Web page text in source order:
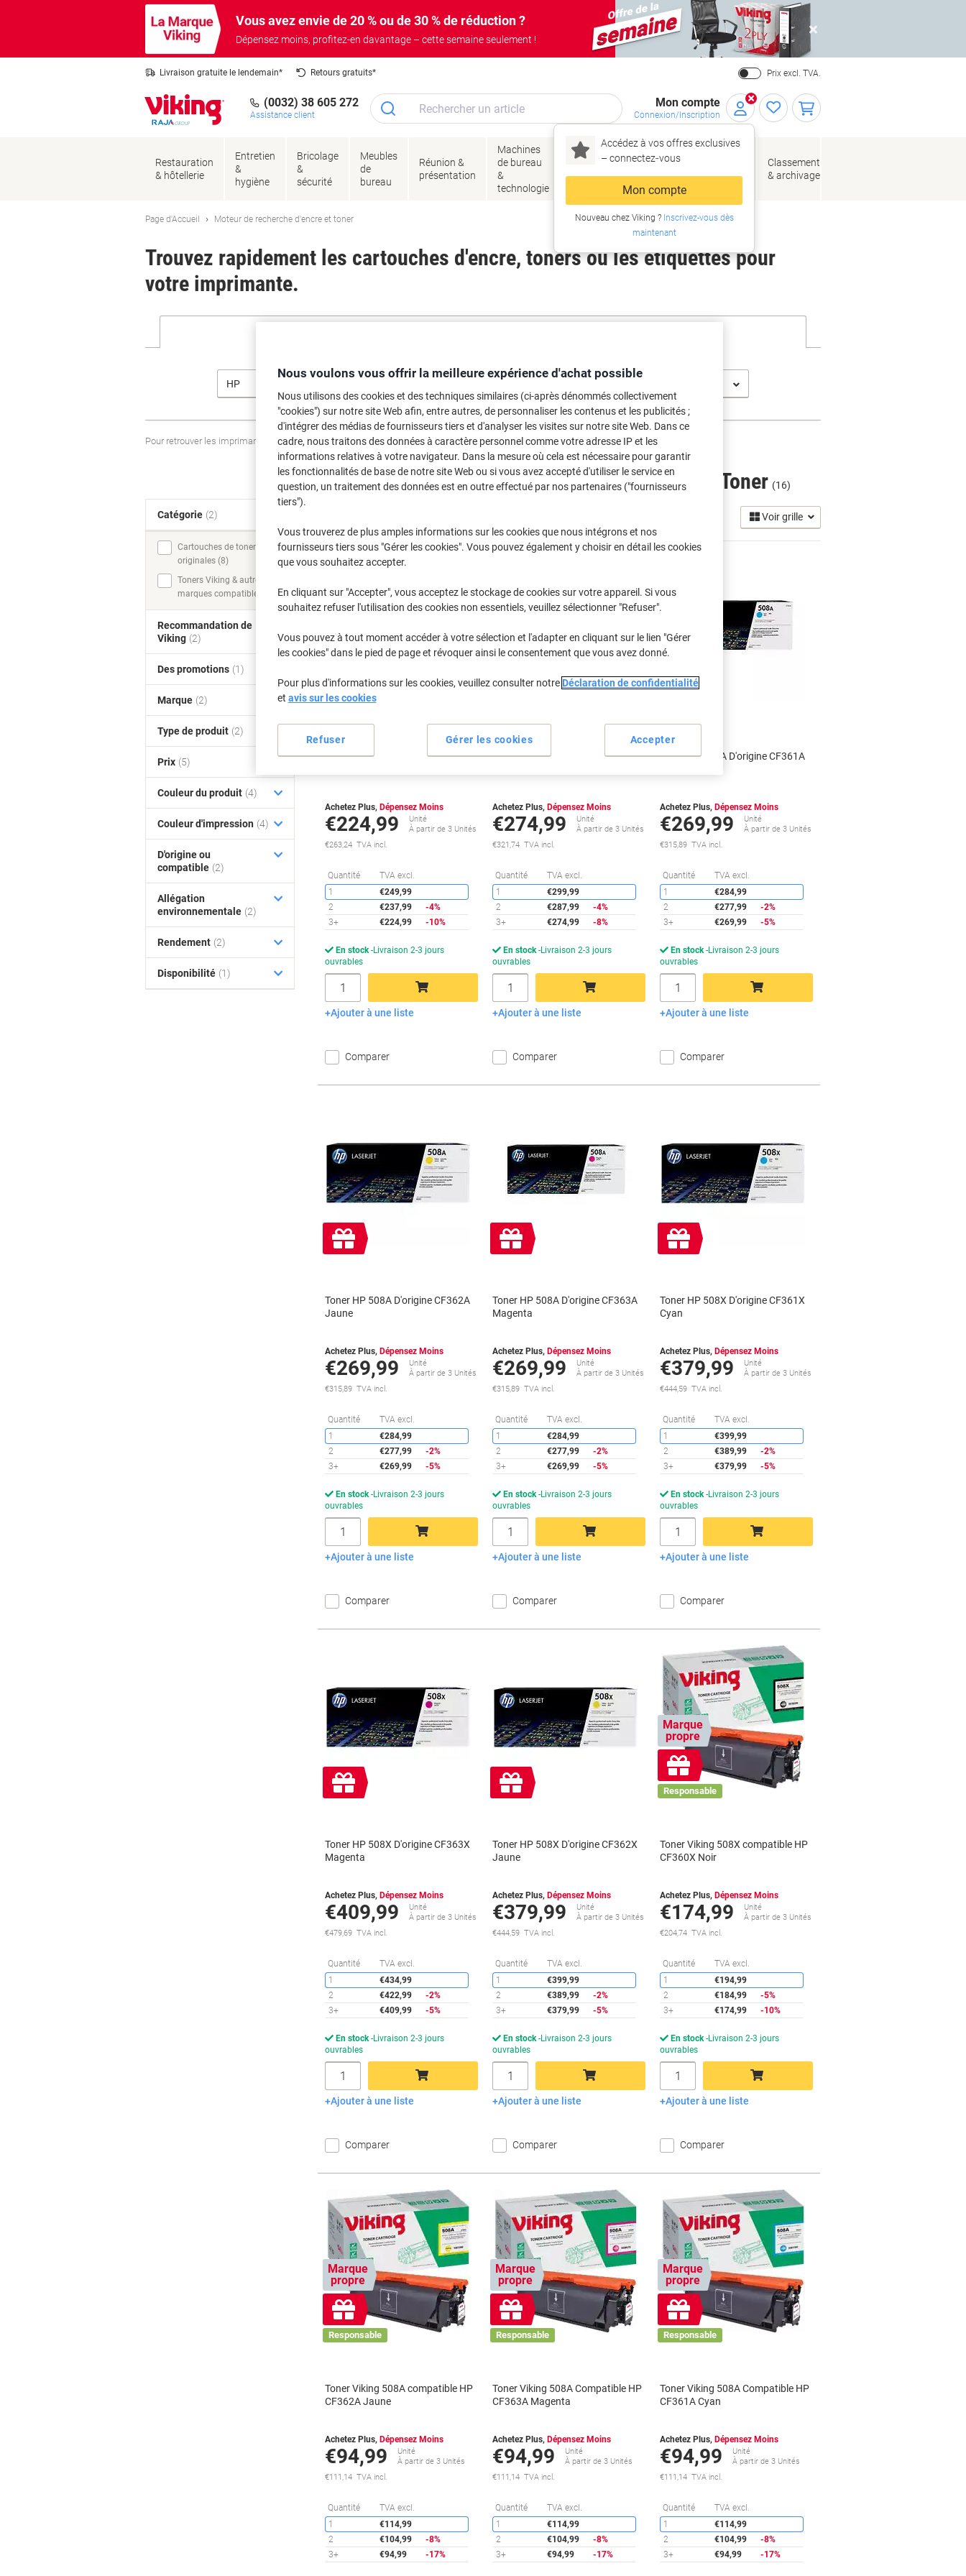
Vous avez envie de 20 % ou de 30 % de réduction ?
Dépensez moins, profitez-en davantage – cette semaine seulement !
Close
Livraison gratuite le lendemain* Retours gratuits* Prix excl. TVA.
(0032) 38 605 272
Assistance client
Mon compte
Connexion/Inscription
Accédez à vos offres exclusives
– connectez‑vous
Mon compte
Nouveau chez Viking ?Inscrivez-vous dès
maintenant
Restauration
& hôtellerie
Entretien
&
hygiène
Bricolage
&
sécurité
Meubles
de
bureau
Réunion &
présentation
Machines
de bureau
&
technologie
Encres
Papier,
enveloppes
&
emballage
de bureau
Classement
& archivage
Page d'Accueil Moteur de recherche d'encre et toner
Trouvez rapidement les cartouches d'encre, toners ou les étiquettes pour
votre imprimante.
HP
Pour retrouver les imprimantes listées et/ou les cartouches précédemment achetéesSe connecter
HP Color Laserjet Managed M 553 Cartouches Toner (16)
Voir grille
Cadeau
gratuit
Toner HP 508A D'origine CF360A
Achetez Plus, Dépensez Moins
€224,99
Unité
À partir de 3 Unités
€263,24 TVA incl.
Quantité TVA excl.
Économies
1
€249,99
2
€237,99
-4%
3+
€224,99 -10%
En stock Livraison 2-3 jours
ouvrables
Quantité
Ajouter au panier
Ajouter à une liste
Comparer
Cadeau
Toner HP 508X D'origine CF360X
Achetez Plus, Dépensez Moins
€274,99
Unité
À partir de 3 Unités
€321,74 TVA incl.
Quantité TVA excl.
Économies
1
€299,99
2
€287,99
-4%
3+
€274,99 -8%
En stock Livraison 2-3 jours
ouvrables
Quantité
Ajouter au panier
Ajouter à une liste
Comparer
Cadeau
Toner HP 508A D'origine CF361A
Achetez Plus, Dépensez Moins
€269,99
Unité
À partir de 3 Unités
€315,89 TVA incl.
Quantité TVA excl.
1
€284,99
2
€277,99
-2%
3+
€269,99 -5%
En stock Livraison 2-3 jours
ouvrables
Quantité
Ajouter au panier
Ajouter à une liste
Comparer
Cadeau
gratuit
Toner HP 508A D'origine CF362A
Jaune
Achetez Plus, Dépensez Moins
€269,99
Unité
À partir de 3 Unités
€315,89 TVA incl.
Quantité TVA excl.
Économies
1
€284,99
2
€277,99
-2%
3+
€269,99 -5%
En stock Livraison 2-3 jours
ouvrables
Quantité
Ajouter au panier
Ajouter à une liste
Comparer
Cadeau
gratuit
Toner HP 508A D'origine CF363A
Magenta
Achetez Plus, Dépensez Moins
€269,99
Unité
À partir de 3 Unités
€315,89 TVA incl.
Quantité TVA excl.
Économies
1
€284,99
2
€277,99
-2%
3+
€269,99 -5%
En stock Livraison 2-3 jours
ouvrables
Quantité
Ajouter au panier
Ajouter à une liste
Comparer
Cadeau
gratuit
Toner HP 508X D'origine CF361X
Cyan
Achetez Plus, Dépensez Moins
€379,99
Unité
À partir de 3 Unités
€444,59 TVA incl.
Quantité TVA excl.
1
€399,99
2
€389,99
-2%
3+
€379,99 -5%
En stock Livraison 2-3 jours
ouvrables
Quantité
Ajouter au panier
Ajouter à une liste
Comparer
Cadeau
gratuit
Toner HP 508X D'origine CF363X
Magenta
Achetez Plus, Dépensez Moins
€409,99
Unité
À partir de 3 Unités
€479,69 TVA incl.
Quantité TVA excl.
Économies
1
€434,99
2
€422,99
-2%
3+
€409,99 -5%
En stock Livraison 2-3 jours
ouvrables
Quantité
Ajouter au panier
Ajouter à une liste
Comparer
Cadeau
gratuit
Toner HP 508X D'origine CF362X
Jaune
Achetez Plus, Dépensez Moins
€379,99
Unité
À partir de 3 Unités
€444,59 TVA incl.
Quantité TVA excl.
Économies
1
€399,99
2
€389,99
-2%
3+
€379,99 -5%
En stock Livraison 2-3 jours
ouvrables
Quantité
Ajouter au panier
Ajouter à une liste
Comparer
Marque
propre
Cadeau
gratuit
Responsable
Toner Viking 508X compatible HP
CF360X Noir
Achetez Plus, Dépensez Moins
€174,99
Unité
À partir de 3 Unités
€204,74 TVA incl.
Quantité TVA excl.
1
€194,99
2
€184,99
-5%
3+
€174,99 -10%
En stock Livraison 2-3 jours
ouvrables
Quantité
Ajouter au panier
Ajouter à une liste
Comparer
Marque
propre
Cadeau
gratuit
Responsable
Toner Viking 508A compatible HP
CF362A Jaune
Achetez Plus, Dépensez Moins
€94,99
Unité
À partir de 3 Unités
€111,14 TVA incl.
Quantité TVA excl.
Économies
1
€114,99
2
€104,99
-8%
3+
€94,99 -17%
Marque
propre
Cadeau
gratuit
Responsable
Toner Viking 508A Compatible HP
CF363A Magenta
Achetez Plus, Dépensez Moins
€94,99
Unité
À partir de 3 Unités
€111,14 TVA incl.
Quantité TVA excl.
Économies
1
€114,99
2
€104,99
-8%
3+
€94,99 -17%
Marque
propre
Cadeau
gratuit
Responsable
Toner Viking 508A Compatible HP
CF361A Cyan
Achetez Plus, Dépensez Moins
€94,99
Unité
À partir de 3 Unités
€111,14 TVA incl.
Quantité TVA excl.
1
€114,99
2
€104,99
-8%
3+
€94,99 -17%
Catégorie (2)
Cartouches de toner
originales (8)
Toners Viking & autres
marques compatibles (8)
Recommandation de
Viking (2)
Des promotions (1)
Marque (2)
Type de produit (2)
Prix (5)
Couleur du produit (4)
Couleur d'impression (4)
D'origine ou
compatible (2)
Allégation
environnementale (2)
Rendement (2)
Disponibilité (1)
Nous voulons vous offrir la meilleure expérience d'achat possible
Nous utilisons des cookies et des techniques similaires (ci-après dénommés collectivement
"cookies") sur notre site Web afin, entre autres, de personnaliser les contenus et les publicités ;
d'intégrer des médias de fournisseurs tiers et d'analyser les visites sur notre site Web. Dans ce
cadre, nous traitons des données à caractère personnel comme votre adresse IP et les
informations relatives à votre navigateur. Dans la mesure où cela est nécessaire pour garantir
les fonctionnalités de base de notre site Web ou si vous avez accepté d'utiliser le service en
question, un traitement des données est en outre effectué par nos partenaires ("fournisseurs
tiers").
Vous trouverez de plus amples informations sur les cookies que nous intégrons et nos
fournisseurs tiers sous "Gérer les cookies". Vous pouvez également y choisir en détail les cookies
que vous souhaitez accepter.
En cliquant sur "Accepter", vous acceptez le stockage de cookies sur votre appareil. Si vous
souhaitez refuser l'utilisation des cookies non essentiels, veuillez sélectionner "Refuser".
Vous pouvez à tout moment accéder à votre sélection et l'adapter en cliquant sur le lien "Gérer
les cookies" dans le pied de page et révoquer ainsi le consentement que vous avez donné.
Pour plus d'informations sur les cookies, veuillez consulter notre Déclaration de confidentialité
et avis sur les cookies
Gérer les cookies
Refuser Accepter